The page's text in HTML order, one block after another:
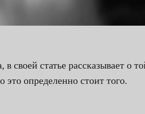
своей статье рассказывает о
определенно стоит того.